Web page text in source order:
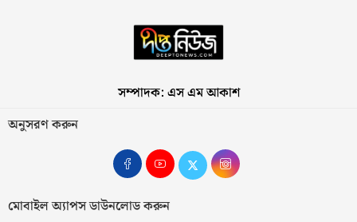
সম্পাদক: এস এম আকাশ
অনুসরণ করুন
মোবাইল অ্যাপস ডাউনলোড করুন